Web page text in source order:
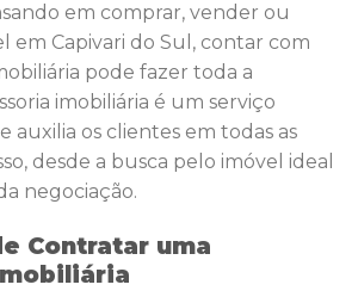
em comprar, vender ou
em Capivari do Sul, contar com
pode fazer toda a
imobiliária é um serviço
auxilia os clientes em todas as
desde a busca pelo imóvel ideal
negociação.
Contratar uma